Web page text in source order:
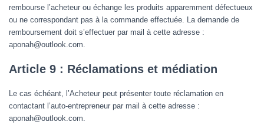
rembourse l’acheteur ou échange les produits apparemment défectueux
ou ne correspondant pas à la commande effectuée. La demande de
remboursement doit s’effectuer par mail à cette adresse :
aponah@outlook.com.
Article 9 : Réclamations et médiation
Le cas échéant, l’Acheteur peut présenter toute réclamation en
contactant l’auto-entrepreneur par mail à cette adresse :
aponah@outlook.com.